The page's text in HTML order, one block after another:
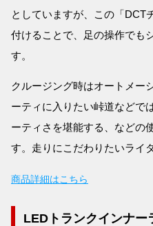
としていますが、この「DCT
付けることで、足の操作でも
す。
クルージング時はオートメー
ーティに入りたい峠道などで
ーティさを堪能する、などの
す。走りにこだわりたいライ
商品詳細はこちら
LEDトランクインナー